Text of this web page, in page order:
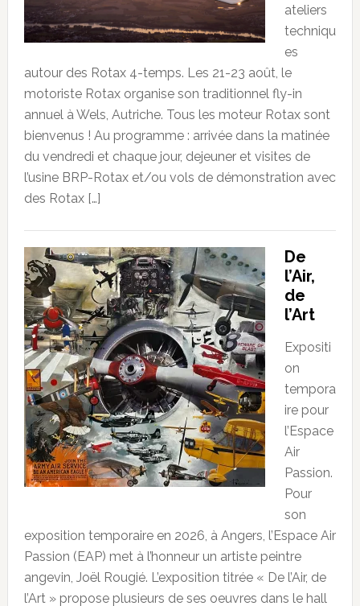
ateliers
techniqu
es
autour des Rotax 4-temps. Les 21-23 août, le
motoriste Rotax organise son traditionnel fly-in
annuel à Wels, Autriche. Tous les moteur Rotax sont
bienvenus ! Au programme : arrivée dans la matinée
du vendredi et chaque jour, dejeuner et visites de
l’usine BRP-Rotax et/ou vols de démonstration avec
des Rotax […]
De
l’Air,
de
l’Art
Expositi
on
tempora
ire pour
l’Espace
Air
Passion.
Pour
son
exposition temporaire en 2026, à Angers, l’Espace Air
Passion (EAP) met à l’honneur un artiste peintre
angevin, Joël Rougié. L’exposition titrée « De l’Air, de
l’Art » propose plusieurs de ses oeuvres dans le hall